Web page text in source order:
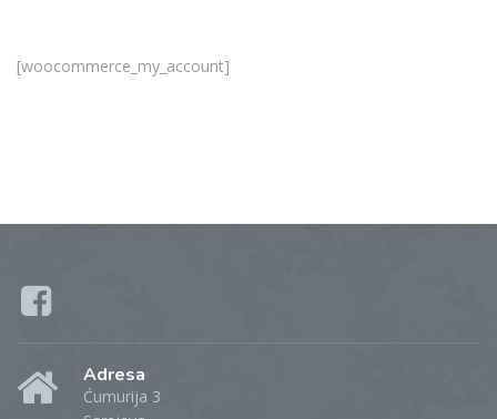
[woocommerce_my_account]
Adresa
Ćumurija 3